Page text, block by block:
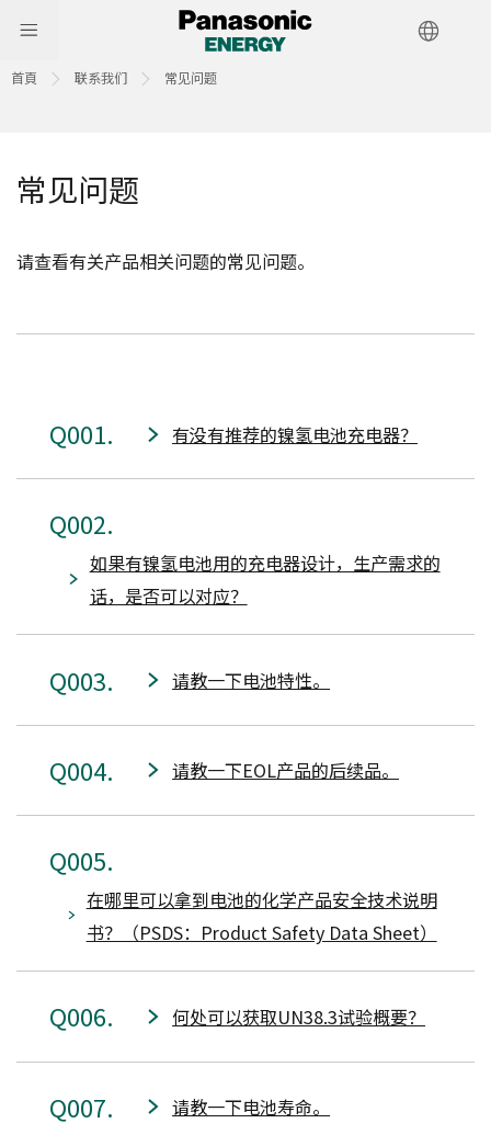
首頁 联系我们 常见问题
常见问题
请查看有关产品相关问题的常见问题。
001 有没有推荐的镍氢电池充电器？
002
如果有镍氢电池用的充电器设计，生产需求的
话，是否可以对应？
003 请教一下电池特性。
004 请教一下EOL产品的后续品。
005
在哪里可以拿到电池的化学产品安全技术说明
书？（PSDS：Product Safety Data Sheet）
006 何处可以获取UN38.3试验概要？
007 请教一下电池寿命。